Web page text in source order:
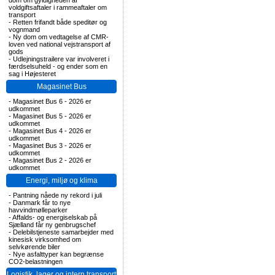
voldgiftsaftaler i rammeaftaler om
transport
- Retten frifandt både speditør og
vognmand
- Ny dom om vedtagelse af CMR-
loven ved national vejstransport af
gods
- Udlejningstrailere var involveret i
færdselsuheld - og ender som en
sag i Højesteret
Magasinet Bus
- Magasinet Bus 6 - 2026 er
udkommet
- Magasinet Bus 5 - 2026 er
udkommet
- Magasinet Bus 4 - 2026 er
udkommet
- Magasinet Bus 3 - 2026 er
udkommet
- Magasinet Bus 2 - 2026 er
udkommet
Energi, miljø og klima
- Pantning nåede ny rekord i juli
- Danmark får to nye
havvindmølleparker
-Affalds- og energiselskab på
Sjælland får ny genbrugschef
- Delebilstjeneste samarbejder med
kinesisk virksomhed om
selvkørende biler
- Nye asfalttyper kan begrænse
CO2-belastningen